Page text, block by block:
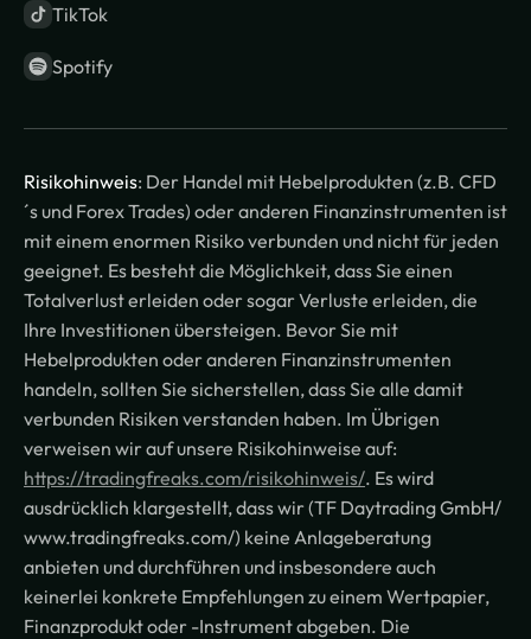
TikTok
Spotify
Risikohinweis: Der Handel mit Hebelprodukten (z.B. CFD
´s und Forex Trades) oder anderen Finanzinstrumenten ist
mit einem enormen Risiko verbunden und nicht für jeden
geeignet. Es besteht die Möglichkeit, dass Sie einen
Totalverlust erleiden oder sogar Verluste erleiden, die
Ihre Investitionen übersteigen. Bevor Sie mit
Hebelprodukten oder anderen Finanzinstrumenten
handeln, sollten Sie sicherstellen, dass Sie alle damit
verbunden Risiken verstanden haben. Im Übrigen
verweisen wir auf unsere Risikohinweise auf:
https://tradingfreaks.com/risikohinweis/. Es wird
ausdrücklich klargestellt, dass wir (TF Daytrading GmbH/
www.tradingfreaks.com/) keine Anlageberatung
anbieten und durchführen und insbesondere auch
keinerlei konkrete Empfehlungen zu einem Wertpapier,
Finanzprodukt oder -Instrument abgeben. Die